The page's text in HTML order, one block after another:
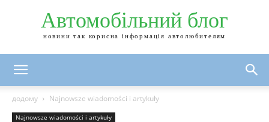
Автомобільний блог
новини так корисна інформація автолюбителям
додому Najnowsze wiadomości i artykuły
Najnowsze wiadomości i artykuły